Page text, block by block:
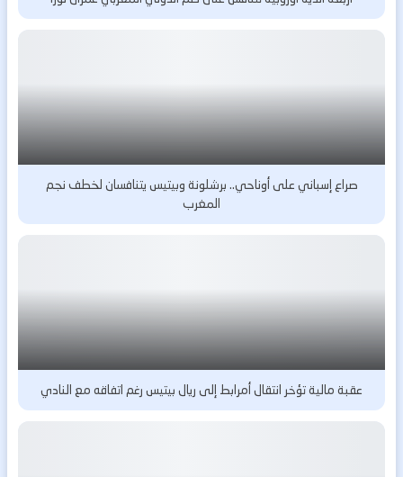
صراع إسباني على أوناحي.. برشلونة وبيتيس يتنافسان لخطف نجم
المغرب
عقبة مالية تؤخر انتقال أمرابط إلى ريال بيتيس رغم اتفاقه مع النادي